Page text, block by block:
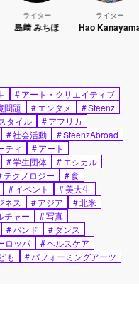
みちほ Hao Kanayama
#アート・クリエイティブ
問題 #エンタメ #Steenz
タイル #アフリカ
#社会活動 #SteenzAbroad
ティ #アート
#学生団体 #エシカル
テクノロジー #食
#イベント #美大生
ネス #アジア #北米
チャー #写真
#バンド #ダンス
ロッパ #ヘルスケア
も #パフォーミングアーツ